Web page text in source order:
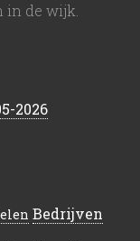
de wijk.
2026
Bedrijven